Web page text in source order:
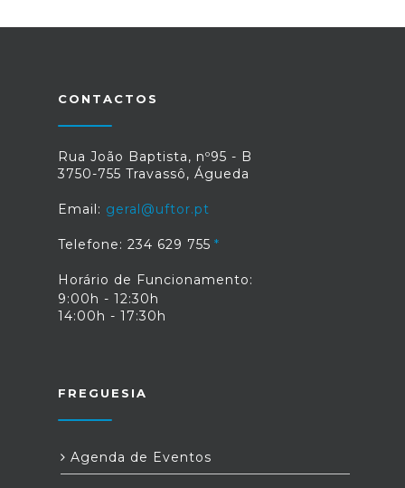
CONTACTOS
Rua João Baptista, nº95 - B
3750-755 Travassô, Águeda
Email: geral@uftor.pt
Telefone: 234 629 755
Horário de Funcionamento:
9:00h - 12:30h
14:00h - 17:30h
FREGUESIA
Agenda de Eventos